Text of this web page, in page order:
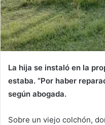
La hija se instaló en la
estaba. “Por haber
según abogada.
Sobre un viejo colchón,